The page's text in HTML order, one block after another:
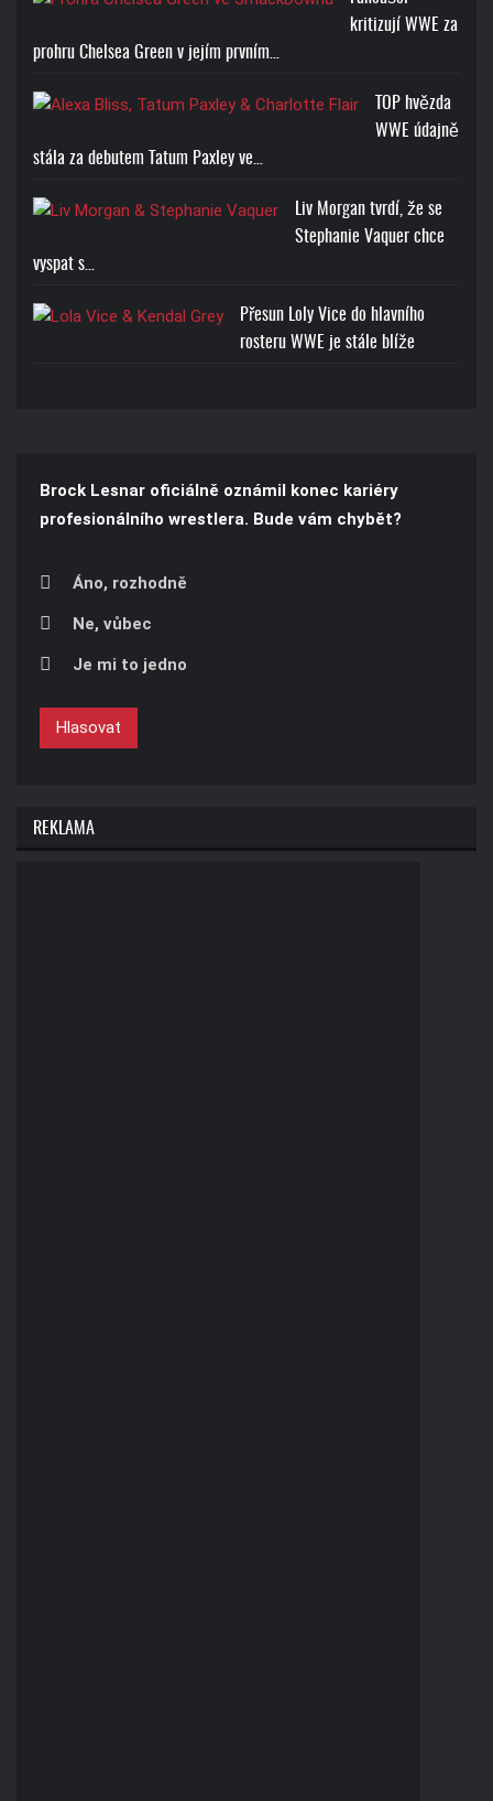
kritizují WWE za
prohru Chelsea Green v jejím prvním…
TOP hvězda
WWE údajně
stála za debutem Tatum Paxley ve…
Liv Morgan tvrdí, že se
Stephanie Vaquer chce
vyspat s…
Přesun Loly Vice do hlavního
rosteru WWE je stále blíže
Brock Lesnar oficiálně oznámil konec kariéry
profesionálního wrestlera. Bude vám chybět?
Áno, rozhodně
Ne, vůbec
Je mi to jedno
Hlasovat
REKLAMA